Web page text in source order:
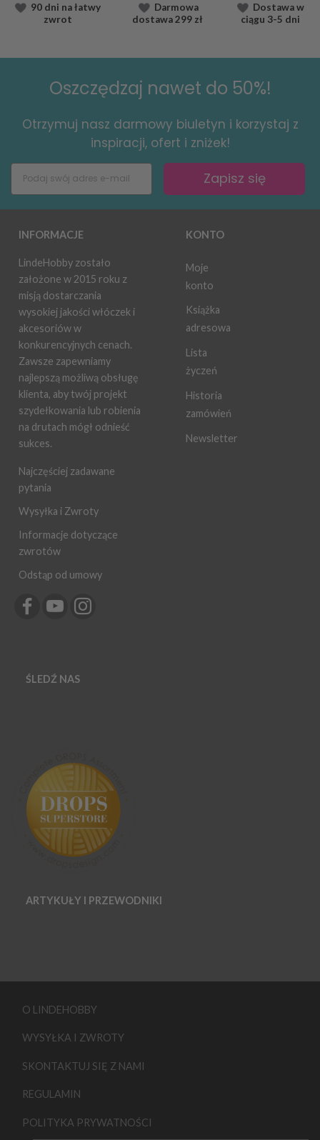
90 dni na łatwy
zwrot
Darmowa
dostawa299 zł
Dostawaw
ciągu 3-5 dni
Oszczędzaj nawet do 50%!
Otrzymuj nasz darmowy biuletyn i korzystaj z
inspiracji, ofert i zniżek!
Zapisz się
INFORMACJE
LindeHobby zostało
założone w 2015 roku z
misją dostarczania
wysokiej jakości włóczek i
akcesoriów w
konkurencyjnych cenach.
Zawsze zapewniamy
najlepszą możliwą obsługę
klienta, aby twój projekt
szydełkowania lub robienia
na drutach mógł odnieść
sukces.
Najczęściej zadawane
pytania
Wysyłka i Zwroty
Informacje dotyczące
zwrotów
Odstąp od umowy
KONTO
Moje
konto
Książka
adresowa
Lista
życzeń
Historia
zamówień
Newsletter
ŚLEDŹ NAS
ARTYKUŁY I PRZEWODNIKI
O LINDEHOBBY
WYSYŁKA I ZWROTY
SKONTAKTUJ SIĘ Z NAMI
REGULAMIN
POLITYKA PRYWATNOŚCI